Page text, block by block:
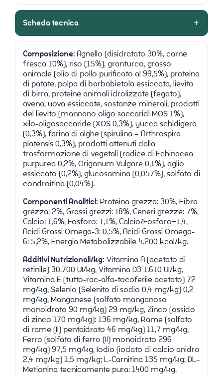
Scheda tecnica
Composizione:Agnello (disidratato 30%, carne
fresca 10%), riso (15%), granturco, grasso
animale (olio di pollo purificato al 99,5%), proteina
di patate, polpa di barbabietola essiccata, lievito
di birra, proteine animali idrolizzate (fegato),
avena, uova essiccate, sostanze minerali, prodotti
del lievito (mannano oligo saccaridi MOS 1%),
xilo-oligosaccaride (XOS 0,3%), yucca schidigera
(0,3%), farina di alghe (spirulina – Arthrospira
platensis 0,3%), prodotti ottenuti dalla
trasformazione di vegetali (radice di Echinacea
purpurea 0,2%, Origanum Vulgare 0,1%), aglio
essiccato (0,2%), glucosamina (0,057%), solfato di
condroitina (0,04%).
Componenti Analitici: Proteina grezza: 30%, Fibra
grezza: 2%, Grassi grezzi: 18%, Ceneri grezze: 7%,
Calcio: 1,6%, Fosforo: 1,1%, Calcio/Fosforo=1,4,
Acidi Grassi Omega-3: 0,5%, Acidi Grassi Omega-
6: 5,2%, Energia Metabolizzabile 4.200 kcal/kg.
Additivi Nutrizionali/kg: Vitamina A (acetato di
retinile) 30.700 UI/kg, Vitamina D3 1.610 UI/kg,
Vitamina E (tutto-rac-alfa-tocoferile acetato) 72
mg/kg, Selenio (Selenito di sodio 0,4 mg/kg) 0,2
mg/kg, Manganese (solfato manganoso
monoidrato 90 mg/kg) 29 mg/kg, Zinco (ossido
di zinco 170 mg/kg): 136 mg/kg, Rame (solfato
di rame (II) pentaidrato 46 mg/kg) 11,7 mg/kg,
Ferro (solfato di ferro (II) monoidrato 296
mg/kg) 97,5 mg/kg, Iodio (iodato di calcio anidro
2,4 mg/kg) 1,5 mg/kg; L-Carnitina 135 mg/kg; DL-
Metionina tecnicamente pura: 1400 mg/kg.